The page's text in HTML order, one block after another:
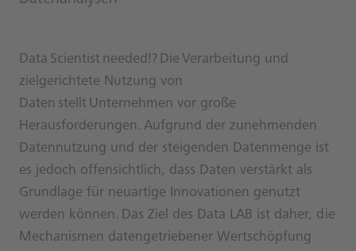
Data Scientist needed!? Die Verarbeitung und
zielgerichtete Nutzung von
Daten stellt Unternehmen vor große
Herausforderungen. Aufgrund der zunehmenden
Datennutzung und der steigenden Datenmenge ist
es jedoch offensichtlich, dass Daten verstärkt als
Grundlage für neuartige Innovationen genutzt
werden können. Das Ziel des Data LAB ist daher, die
Mechanismen datengetriebener Wertschöpfung